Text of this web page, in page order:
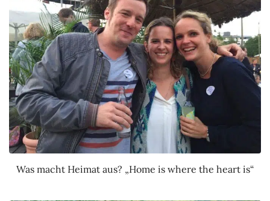
Was macht Heimat aus? „Home is where the heart is“